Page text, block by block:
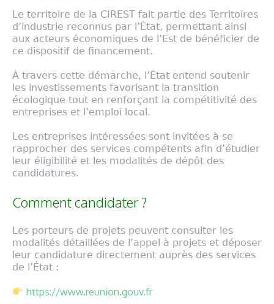
Le territoire de la CIREST fait partie des Territoires
d’industrie reconnus par l’État, permettant ainsi
aux acteurs économiques de l’Est de bénéficier de
ce dispositif de financement.
À travers cette démarche, l’État entend soutenir
les investissements favorisant la transition
écologique tout en renforçant la compétitivité des
entreprises et l’emploi local.
Les entreprises intéressées sont invitées à se
rapprocher des services compétents afin d’étudier
leur éligibilité et les modalités de dépôt des
candidatures.
Comment candidater ?
Les porteurs de projets peuvent consulter les
modalités détaillées de l’appel à projets et déposer
leur candidature directement auprès des services
de l’État :
https://www.reunion.gouv.fr